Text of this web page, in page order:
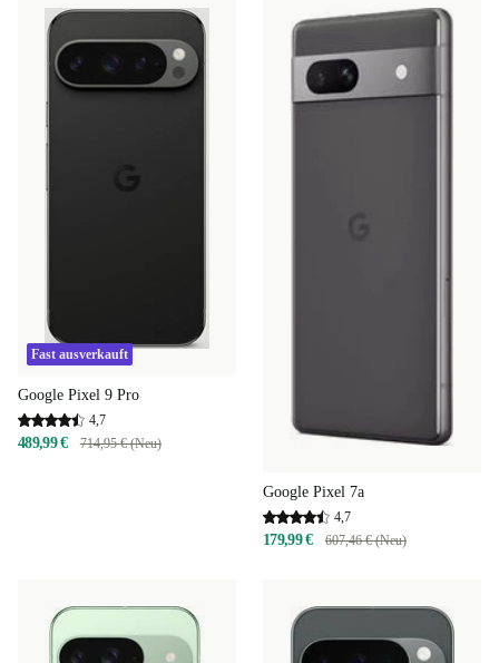
Fast ausverkauft
Google Pixel 9 Pro
4,7
489,99 € 714,95 € (Neu)
Google Pixel 7a
4,7
179,99 € 607,46 € (Neu)